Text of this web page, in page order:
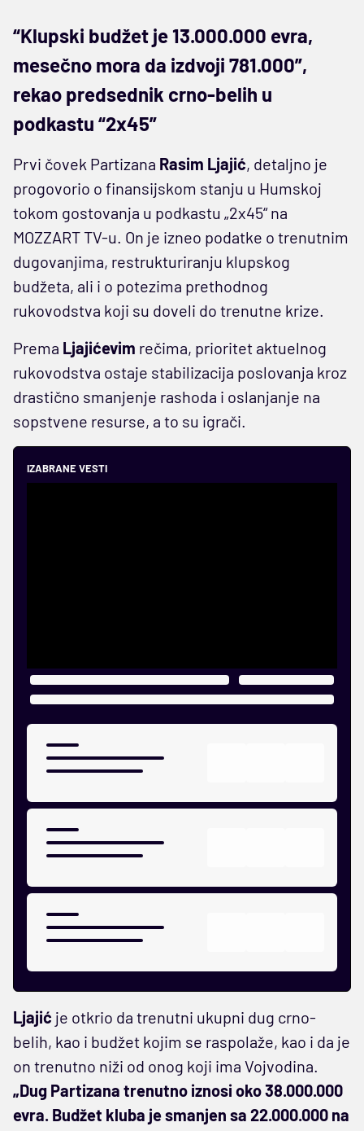
“Klupski budžet je 13.000.000 evra,
mesečno mora da izdvoji 781.000”,
rekao predsednik crno-belih u
podkastu “2x45”
Prvi čovek Partizana Rasim Ljajić, detaljno je
progovorio o finansijskom stanju u Humskoj
tokom gostovanja u podkastu „2x45“ na
MOZZART TV-u. On je izneo podatke o trenutnim
dugovanjima, restrukturiranju klupskog
budžeta, ali i o potezima prethodnog
rukovodstva koji su doveli do trenutne krize.
Prema Ljajićevim rečima, prioritet aktuelnog
rukovodstva ostaje stabilizacija poslovanja kroz
drastično smanjenje rashoda i oslanjanje na
sopstvene resurse, a to su igrači.
IZABRANE VESTI
Ljajić je otkrio da trenutni ukupni dug crno-
belih, kao i budžet kojim se raspolaže, kao i da je
on trenutno niži od onog koji ima Vojvodina.
„Dug Partizana trenutno iznosi oko 38.000.000
evra. Budžet kluba je smanjen sa 22.000.000 na